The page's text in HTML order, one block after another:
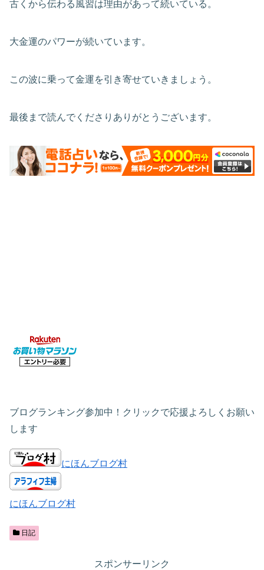
古くから伝わる風習は理由があって続いている。
大金運のパワーが続いています。
この波に乗って金運を引き寄せていきましょう。
最後まで読んでくださりありがとうございます。
ブログランキング参加中！クリックで応援よろしくお願い
します
にほんブログ村
にほんブログ村
日記
スポンサーリンク